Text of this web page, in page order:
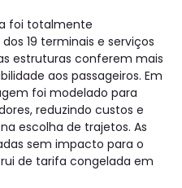
foi totalmente
19 terminais e serviços
estruturas conferem mais
aos passageiros. Em
foi modelado para
reduzindo custos e
escolha de trajetos. As
sem impacto para o
de tarifa congelada em